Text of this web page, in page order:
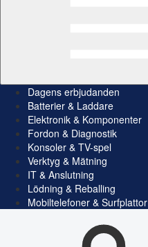
Dagens erbjudanden
Batterier & Laddare
Elektronik & Komponenter
Fordon & Diagnostik
Konsoler & TV-spel
Verktyg & Mätning
IT & Anslutning
Lödning & Reballing
Mobiltelefoner & Surfplattor